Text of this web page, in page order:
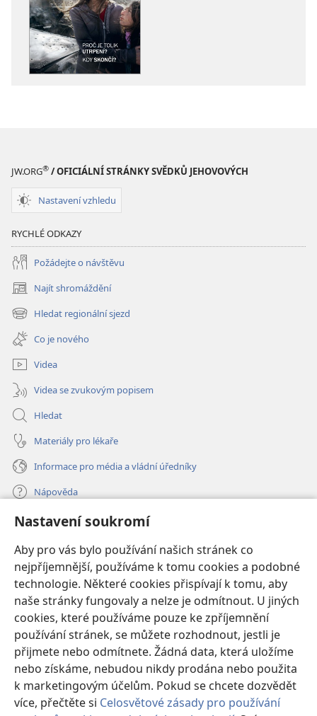
Nastavení soukromí
Aby pro vás bylo používání našich stránek co
nejpříjemnější, používáme k tomu cookies a podobné
technologie. Některé cookies přispívají k tomu, aby
naše stránky fungovaly a nelze je odmítnout. U jiných
cookies, které používáme pouze ke zpříjemnění
používání stránek, se můžete rozhodnout, jestli je
přijmete nebo odmítnete. Žádná data, která uložíme
nebo získáme, nebudou nikdy prodána nebo použita
k marketingovým účelům. Pokud se chcete dozvědět
více, přečtěte si Celosvětové zásady pro používání
skončí?skončí?
JW.ORG® / OFICIÁLNÍ STRÁNKY SVĚDKŮ JEHOVOVÝCH
Nastavení vzhledu
RYCHLÉ ODKAZY
Požádejte o návštěvu
Najít shromáždění
(otevřeno
nové
okno)
Hledat regionální sjezd
(otevřeno
nové
okno)
Co je nového
Videa
Videa se zvukovým popisem
Hledat
Materiály pro lékaře
Informace pro média a vládní úředníky
Nápověda
Dary
nové
okno) ONLINE KNIHOVNA Strážné věže
(otevřeno
nové
okno)JW Hub®
(otevřeno
nové
okno)JW Library
Watchtower Library